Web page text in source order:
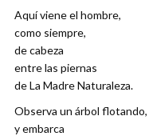
Aquí viene el hombre,
como siempre,
de cabeza
entre las piernas
de La Madre Naturaleza.
Observa un árbol flotando,
y embarca